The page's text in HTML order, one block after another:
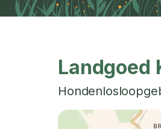
Landgoed